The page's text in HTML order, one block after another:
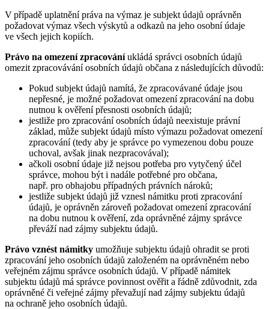
V případě uplatnění práva na výmaz je subjekt údajů oprávněn
požadovat výmaz všech výskytů a odkazů na jeho osobní údaje
ve všech jejich kopiích.
Právo na omezení zpracováníukládá správci osobních údajů
omezit zpracovávání osobních údajů občana z následujících důvodů:
Pokud subjekt údajů namítá, že zpracovávané údaje jsou
nepřesné, je možné požadovat omezení zpracování na dobu
nutnou k ověření přesnosti osobních údajů;
jestliže pro zpracování osobních údajů neexistuje právní
základ, může subjekt údajů místo výmazu požadovat omezení
zpracování (tedy aby je správce po vymezenou dobu pouze
uchoval, avšak jinak nezpracovával);
ačkoli osobní údaje již nejsou potřeba pro vytyčený účel
správce, mohou být i nadále potřebné pro občana,
např. pro obhajobu případných právních nároků;
jestliže subjekt údajů již vznesl námitku proti zpracování
údajů, je oprávněn zároveň požadovat omezení zpracování
na dobu nutnou k ověření, zda oprávněné zájmy správce
převáží nad zájmy subjektu údajů.
Právo vznést námitky umožňuje subjektu údajů ohradit se proti
zpracování jeho osobních údajů založeném na oprávněném nebo
veřejném zájmu správce osobních údajů. V případě námitek
subjektu údajů má správce povinnost ověřit a řádně zdůvodnit, zda
oprávněné či veřejné zájmy převažují nad zájmy subjektu údajů
na ochraně jeho osobních údajů.